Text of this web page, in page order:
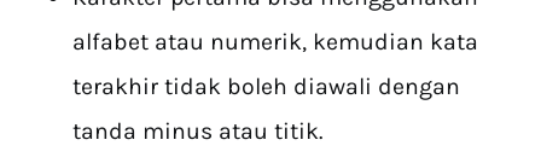
alfabet atau numerik, kemudian kata
terakhir tidak boleh diawali dengan
tanda minus atau titik.